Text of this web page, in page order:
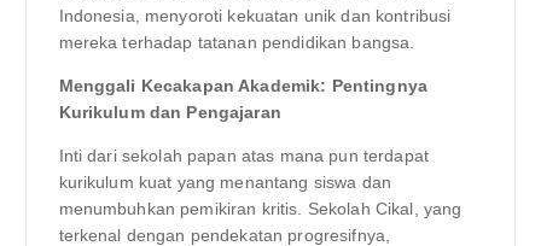
Indonesia, menyoroti kekuatan unik dan kontribusi
mereka terhadap tatanan pendidikan bangsa.
Menggali Kecakapan Akademik: Pentingnya
Kurikulum dan Pengajaran
Inti dari sekolah papan atas mana pun terdapat
kurikulum kuat yang menantang siswa dan
menumbuhkan pemikiran kritis. Sekolah Cikal, yang
terkenal dengan pendekatan progresifnya,